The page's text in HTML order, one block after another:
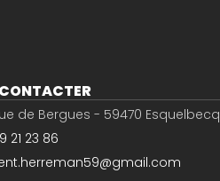
de Bergues - 59470 Esquelbecq
21 23 86